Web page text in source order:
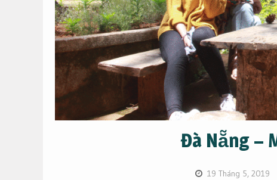
Đà Nẵng –
19 Tháng 5, 2019